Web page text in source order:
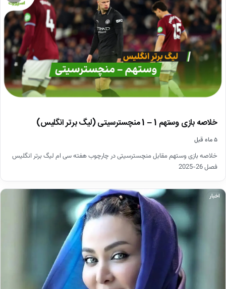
خلاصه بازی وستهم 1 – 1 منچسترسیتی (لیگ برتر انگلیس)
۵ ماه قبل
خلاصه بازی وستهم مقابل منچسترسیتی در چارچوب هفته سی ام لیگ برتر انگلیس
فصل 26-2025
اخبار